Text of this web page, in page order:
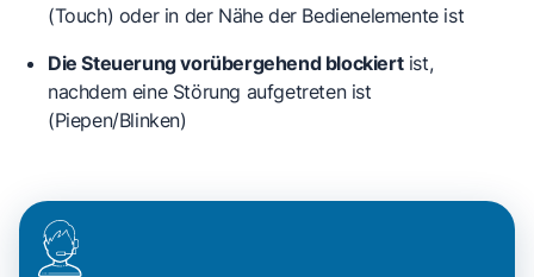
(Touch) oder in der Nähe der Bedienelemente ist
Die Steuerung vorübergehend blockiertist,
nachdem eine Störung aufgetreten ist
(Piepen/Blinken)